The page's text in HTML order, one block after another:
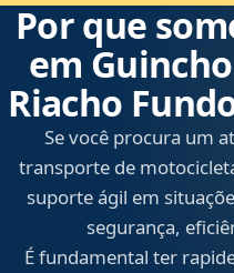
Por que
em
Riacho
Se você procura um
transporte de
suporte ágil em
segurança,
É fundamental ter